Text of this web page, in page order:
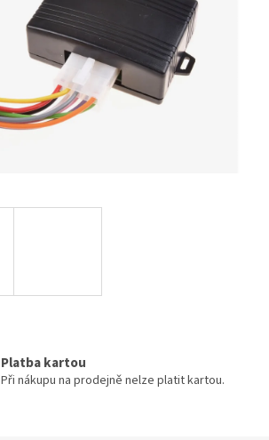
Platba kartou
Při nákupu na prodejně nelze platit kartou.